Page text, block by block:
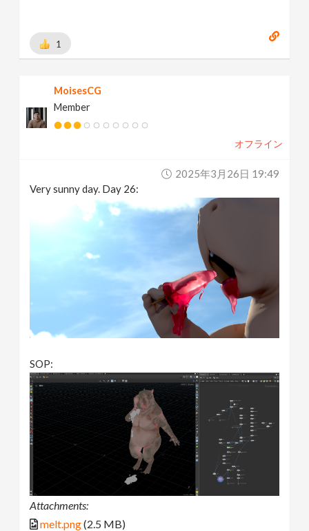
1
MoisesCG
Member
オフライン
2025年3月26日 19:49
Very sunny day. Day 26:
SOP:
Attachments:
melt.png(2.5 MB)